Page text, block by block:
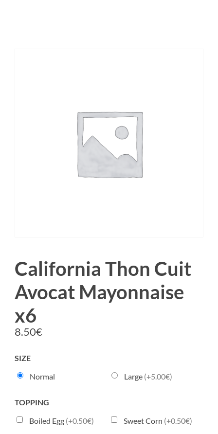
California Thon Cuit
Avocat Mayonnaise
x6
8.50€
SIZE
Normal
Large (+5.00€)
TOPPING
Boiled Egg (+0.50€) Sweet Corn (+0.50€)